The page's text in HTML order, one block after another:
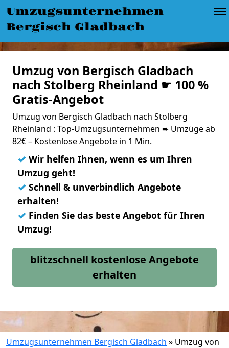
Umzugsunternehmen
Bergisch Gladbach
Umzug von Bergisch Gladbach
nach Stolberg Rheinland ☛ 100 %
Gratis-Angebot
Umzug von Bergisch Gladbach nach Stolberg
Rheinland : Top-Umzugsunternehmen ➨ Umzüge ab
82€ – Kostenlose Angebote in 1 Min.
✓ Wir helfen Ihnen, wenn es um Ihren
Umzug geht!
✓ Schnell & unverbindlich Angebote
erhalten!
✓ Finden Sie das beste Angebot für Ihren
Umzug!
blitzschnell kostenlose Angebote
erhalten
Umzugsunternehmen Bergisch Gladbach » Umzug von